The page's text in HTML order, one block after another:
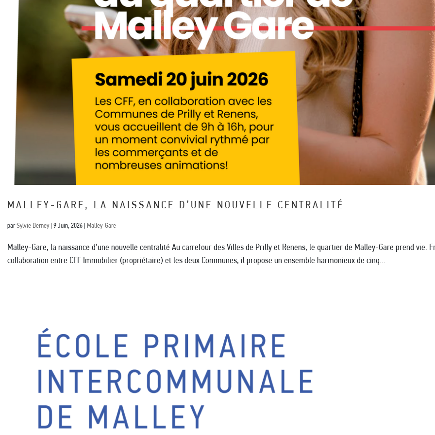
MALLEY-GARE, LA NAISSANCE D’UNE NOUVELLE CENTRALITÉ
parSylvie Berney| 9 Juin, 2026 Malley-Gare
Malley-Gare, la naissance d’une nouvelle centralité Au carrefour des Villes de Prilly et Renens, le quartier de Malley-Gare prend vie.
collaboration entre CFF Immobilier (propriétaire) et les deux Communes, il propose un ensemble harmonieux de cinq...